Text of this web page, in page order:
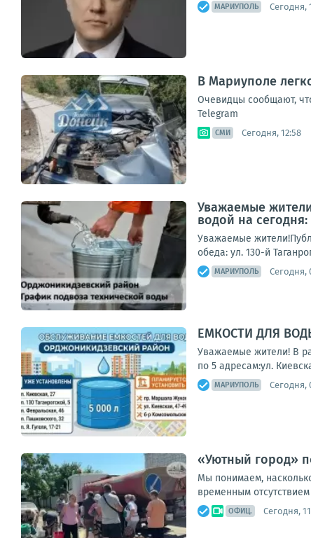
МАРИУПОЛЬ Сегодня,
В Мариуполе
Очевидцы сообщают,
Telegram
СМИ Сегодня, 12:58
Уважаемые
водой на
Уважаемые
обеда: ул. 130-й
МАРИУПОЛЬ Сегодня,
ЕМКОСТИ ДЛЯ
Уважаемые жители! В
по 5 адресам:ул.
МАРИУПОЛЬ Сегодня,
«Уютный город»
Мы понимаем,
временным
ОФИЦ. Сегодня,